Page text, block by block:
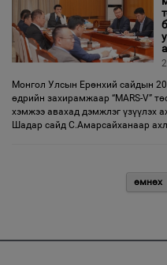
Монгол Улсын Ерөнхий сайдын
өдрийн захирамжаар “MARS-V”
хэмжээ авахад дэмжлэг үзүүлэх
Шадар сайд С.Амарсайханаар
өмнөх